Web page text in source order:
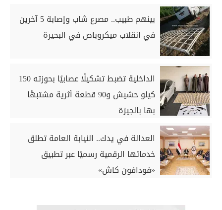
بينهم طبيب.. مصرع شاب وإصابة 5 آخرين
في انقلاب ميكروباص في البحيرة
الداخلية تضبط تشكيلًا عصابيًا بحوزته 150
كيلو حشيش و90 قطعة أثرية مشتبهًا
بها بالجيزة
العدالة في يدك.. النيابة العامة تطلق
خدماتها الرقمية رسميًا عبر تطبيق
«فودافون كاش»